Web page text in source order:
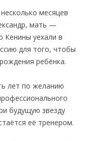
месяцев
мать —
Кенины уехали в
для того, чтобы
ребёнка.
лет по желанию
будущую звезду
её тренером.